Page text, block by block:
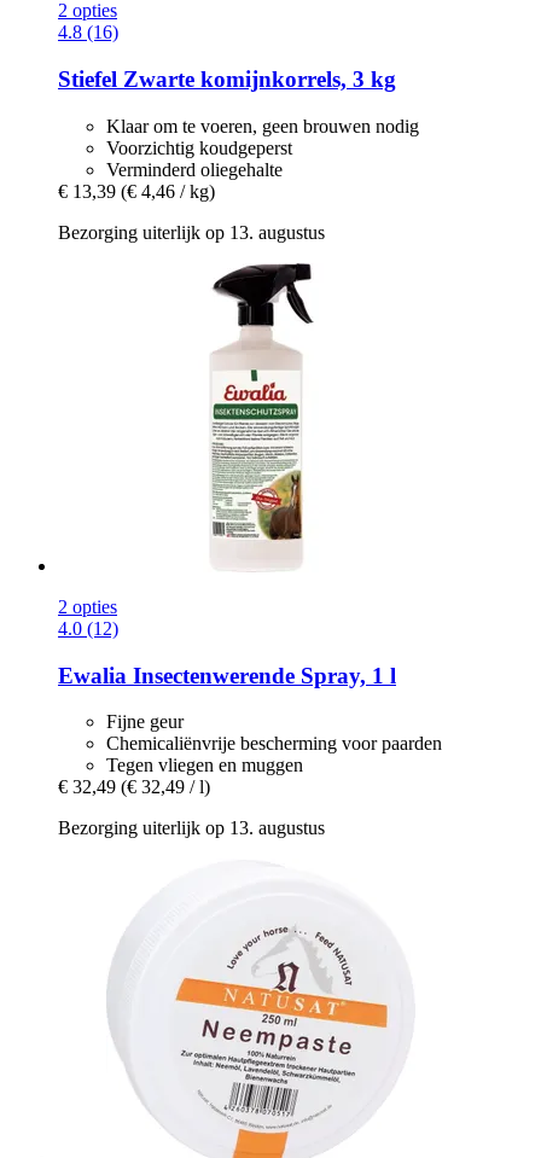
2 opties
4.8 (16)
Stiefel Zwarte komijnkorrels, 3 kg
Klaar om te voeren, geen brouwen nodig
Voorzichtig koudgeperst
Verminderd oliegehalte
€ 13,39 (€ 4,46 / kg)
Bezorging uiterlijk op 13. augustus
2 opties
4.0 (12)
Ewalia Insectenwerende Spray, 1 l
Fijne geur
Chemicaliënvrije bescherming voor paarden
Tegen vliegen en muggen
€ 32,49 (€ 32,49 / l)
Bezorging uiterlijk op 13. augustus